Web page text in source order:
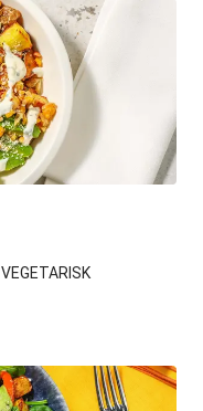
VEGETARISK